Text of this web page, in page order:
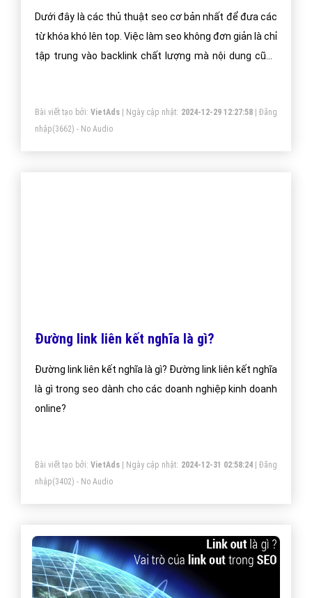
Bài viết tạo bởi:VietAds| Ngày cập nhật:2024-12-31 09:36:24|
FAQPage
(6471) - No Audio
từ khóa khó lên top. Việc làm seo không đơn giản là chỉ
khá quan trọng khi làm seo.Chúc các bạn làm seo hiệu
quả.
Bài viết tạo bởi: